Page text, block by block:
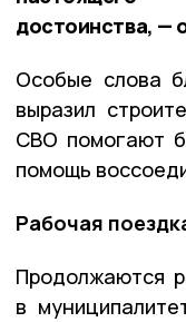
достоинства, —
Особые слова
выразил
СВО помогают
помощь
Рабочая
Продолжаются
в